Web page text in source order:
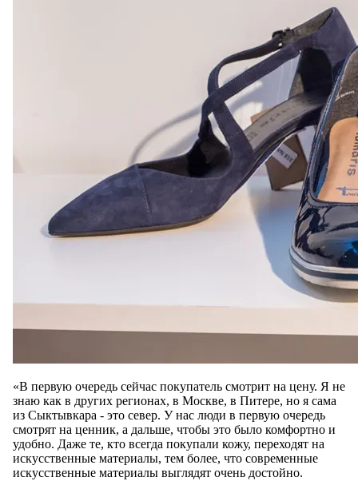
«В первую очередь сейчас покупатель смотрит на цену. Я не
знаю как в других регионах, в Москве, в Питере, но я сама
из Сыктывкара - это север. У нас люди в первую очередь
смотрят на ценник, а дальше, чтобы это было комфортно и
удобно. Даже те, кто всегда покупали кожу, переходят на
искусственные материалы, тем более, что современные
искусственные материалы выглядят очень достойно.